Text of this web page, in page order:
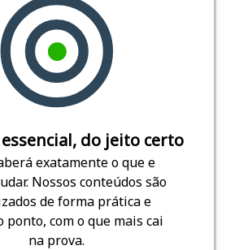
do jeito certo
exatamente o que e
Nossos conteúdos são
de forma prática e
ponto, com o que mais cai
na prova.